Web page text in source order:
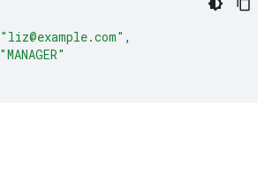
"liz@example.com" ,
"MANAGER"